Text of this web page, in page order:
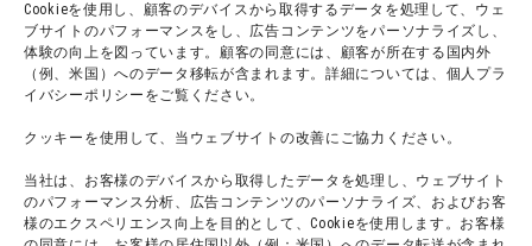
Cookieを使用し、顧客のデバイスから取得するデータを処理して、ウェ
ブサイトのパフォーマンスをし、広告コンテンツをパーソナライズし、
体験の向上を図っています。顧客の同意には、顧客が所在する国内外
（例、米国）へのデータ移転が含まれます。詳細については、個人プラ
イバシーポリシーをご覧ください。
クッキーを使用して、当ウェブサイトの改善にご協力ください。
当社は、お客様のデバイスから取得したデータを処理し、ウェブサイト
のパフォーマンス分析、広告コンテンツのパーソナライズ、およびお客
様のエクスペリエンス向上を目的として、Cookieを使用します。お客様
お問い合わせ
利用規約
プライバシーポリシー
プレスリリース
会社概要
スタッフ募集